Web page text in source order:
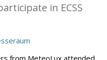
in ECSS
from MeteoLux attended